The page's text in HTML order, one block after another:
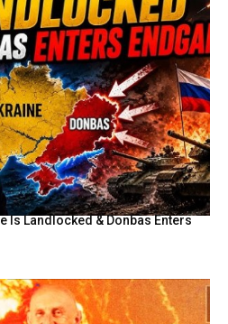
Is Landlocked & Donbas Enters